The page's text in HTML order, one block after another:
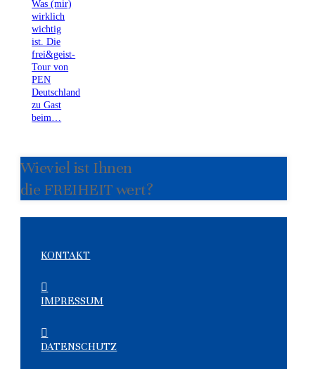
Was (mir)
wirklich
wichtig
ist. Die
frei&geist-
Tour von
PEN
Deutschland
zu Gast
beim…
Wieviel ist Ihnen
die FREIHEIT wert?
KONTAKT
IMPRESSUM
DATENSCHUTZ